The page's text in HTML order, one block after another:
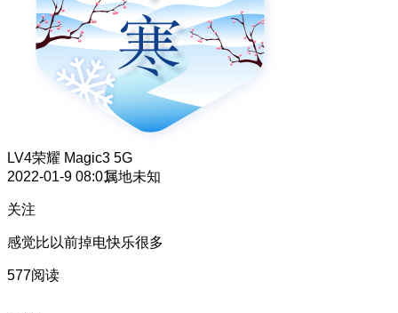
LV4荣耀 Magic3 5G
2022-01-9 08:01属地未知
关注
感觉比以前掉电快乐很多
577阅读